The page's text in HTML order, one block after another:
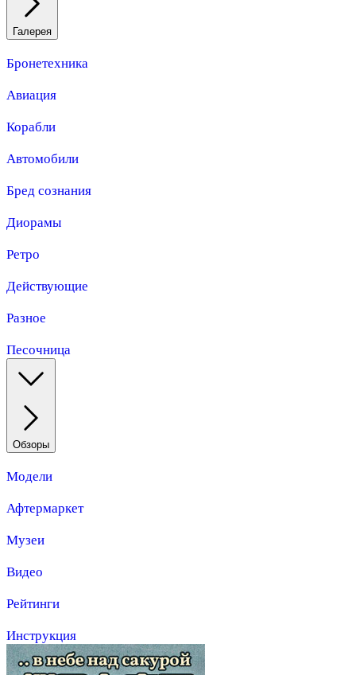
Галерея
Бронетехника
Авиация
Корабли
Автомобили
Бред сознания
Диорамы
Ретро
Действующие
Разное
Песочница
Обзоры
Модели
Афтермаркет
Музеи
Видео
Рейтинги
Инструкция